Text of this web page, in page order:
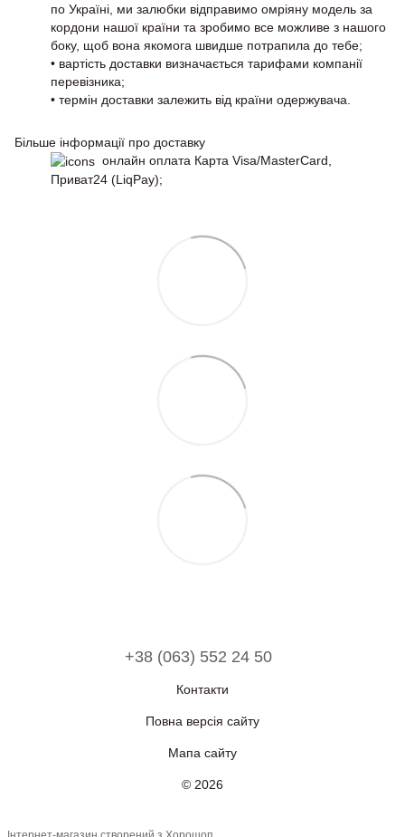
по Україні, ми залюбки відправимо омріяну модель за
кордони нашої країни та зробимо все можливе з нашого
боку, щоб вона якомога швидше потрапила до тебе;
• вартість доставки визначається тарифами компанії
перевізника;
• термін доставки залежить від країни одержувача.
Більше інформації про доставку
онлайн оплата Карта Visa/MasterCard,
Приват24 (LiqPay);
+38 (063) 552 24 50
Контакти
Повна версія сайту
Мапа сайту
© 2026